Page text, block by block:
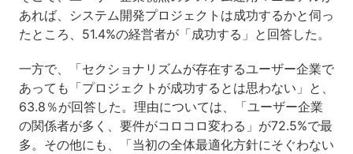
あれば、システム開発プロジェクトは成功するかと伺っ
たところ、51.4%の経営者が「成功する」と回答した。
一方で、「セクショナリズムが存在するユーザー企業で
あっても「プロジェクトが成功するとは思わない」と、
63.8％が回答した。理由については、「ユーザー企業
の関係者が多く、要件がコロコロ変わる」が72.5%で最
多。その他にも、「当初の全体最適化方針にそぐわない